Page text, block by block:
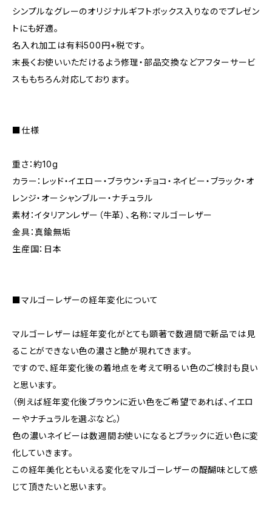
シンプルなグレーのオリジナルギフトボックス入りなのでプレゼン
トにも好適。
名入れ加工は有料500円+税です。
末長くお使いいただけるよう修理・部品交換などアフターサービ
スももちろん対応しております。
■仕様
重さ：約10g
カラー：レッド・イエロー・ブラウン・チョコ・ネイビー・ブラック・オ
レンジ・オーシャンブルー・ナチュラル
素材：イタリアンレザー（牛革）、名称：マルゴーレザー
金具：真鍮無垢
生産国：日本
■マルゴーレザーの経年変化について
マルゴーレザーは経年変化がとても顕著で数週間で新品では見
ることができない色の濃さと艶が現れてきます。
ですので、経年変化後の着地点を考えて明るい色のご検討も良い
と思います。
（例えば経年変化後ブラウンに近い色をご希望であれば、イエロ
ーやナチュラルを選ぶなど。）
色の濃いネイビーは数週間お使いになるとブラックに近い色に変
化していきます。
この経年美化ともいえる変化をマルゴーレザーの醍醐味として感
じて頂きたいと思います。